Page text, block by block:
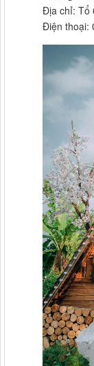
Địa chỉ: Tổ
Điện thoại: